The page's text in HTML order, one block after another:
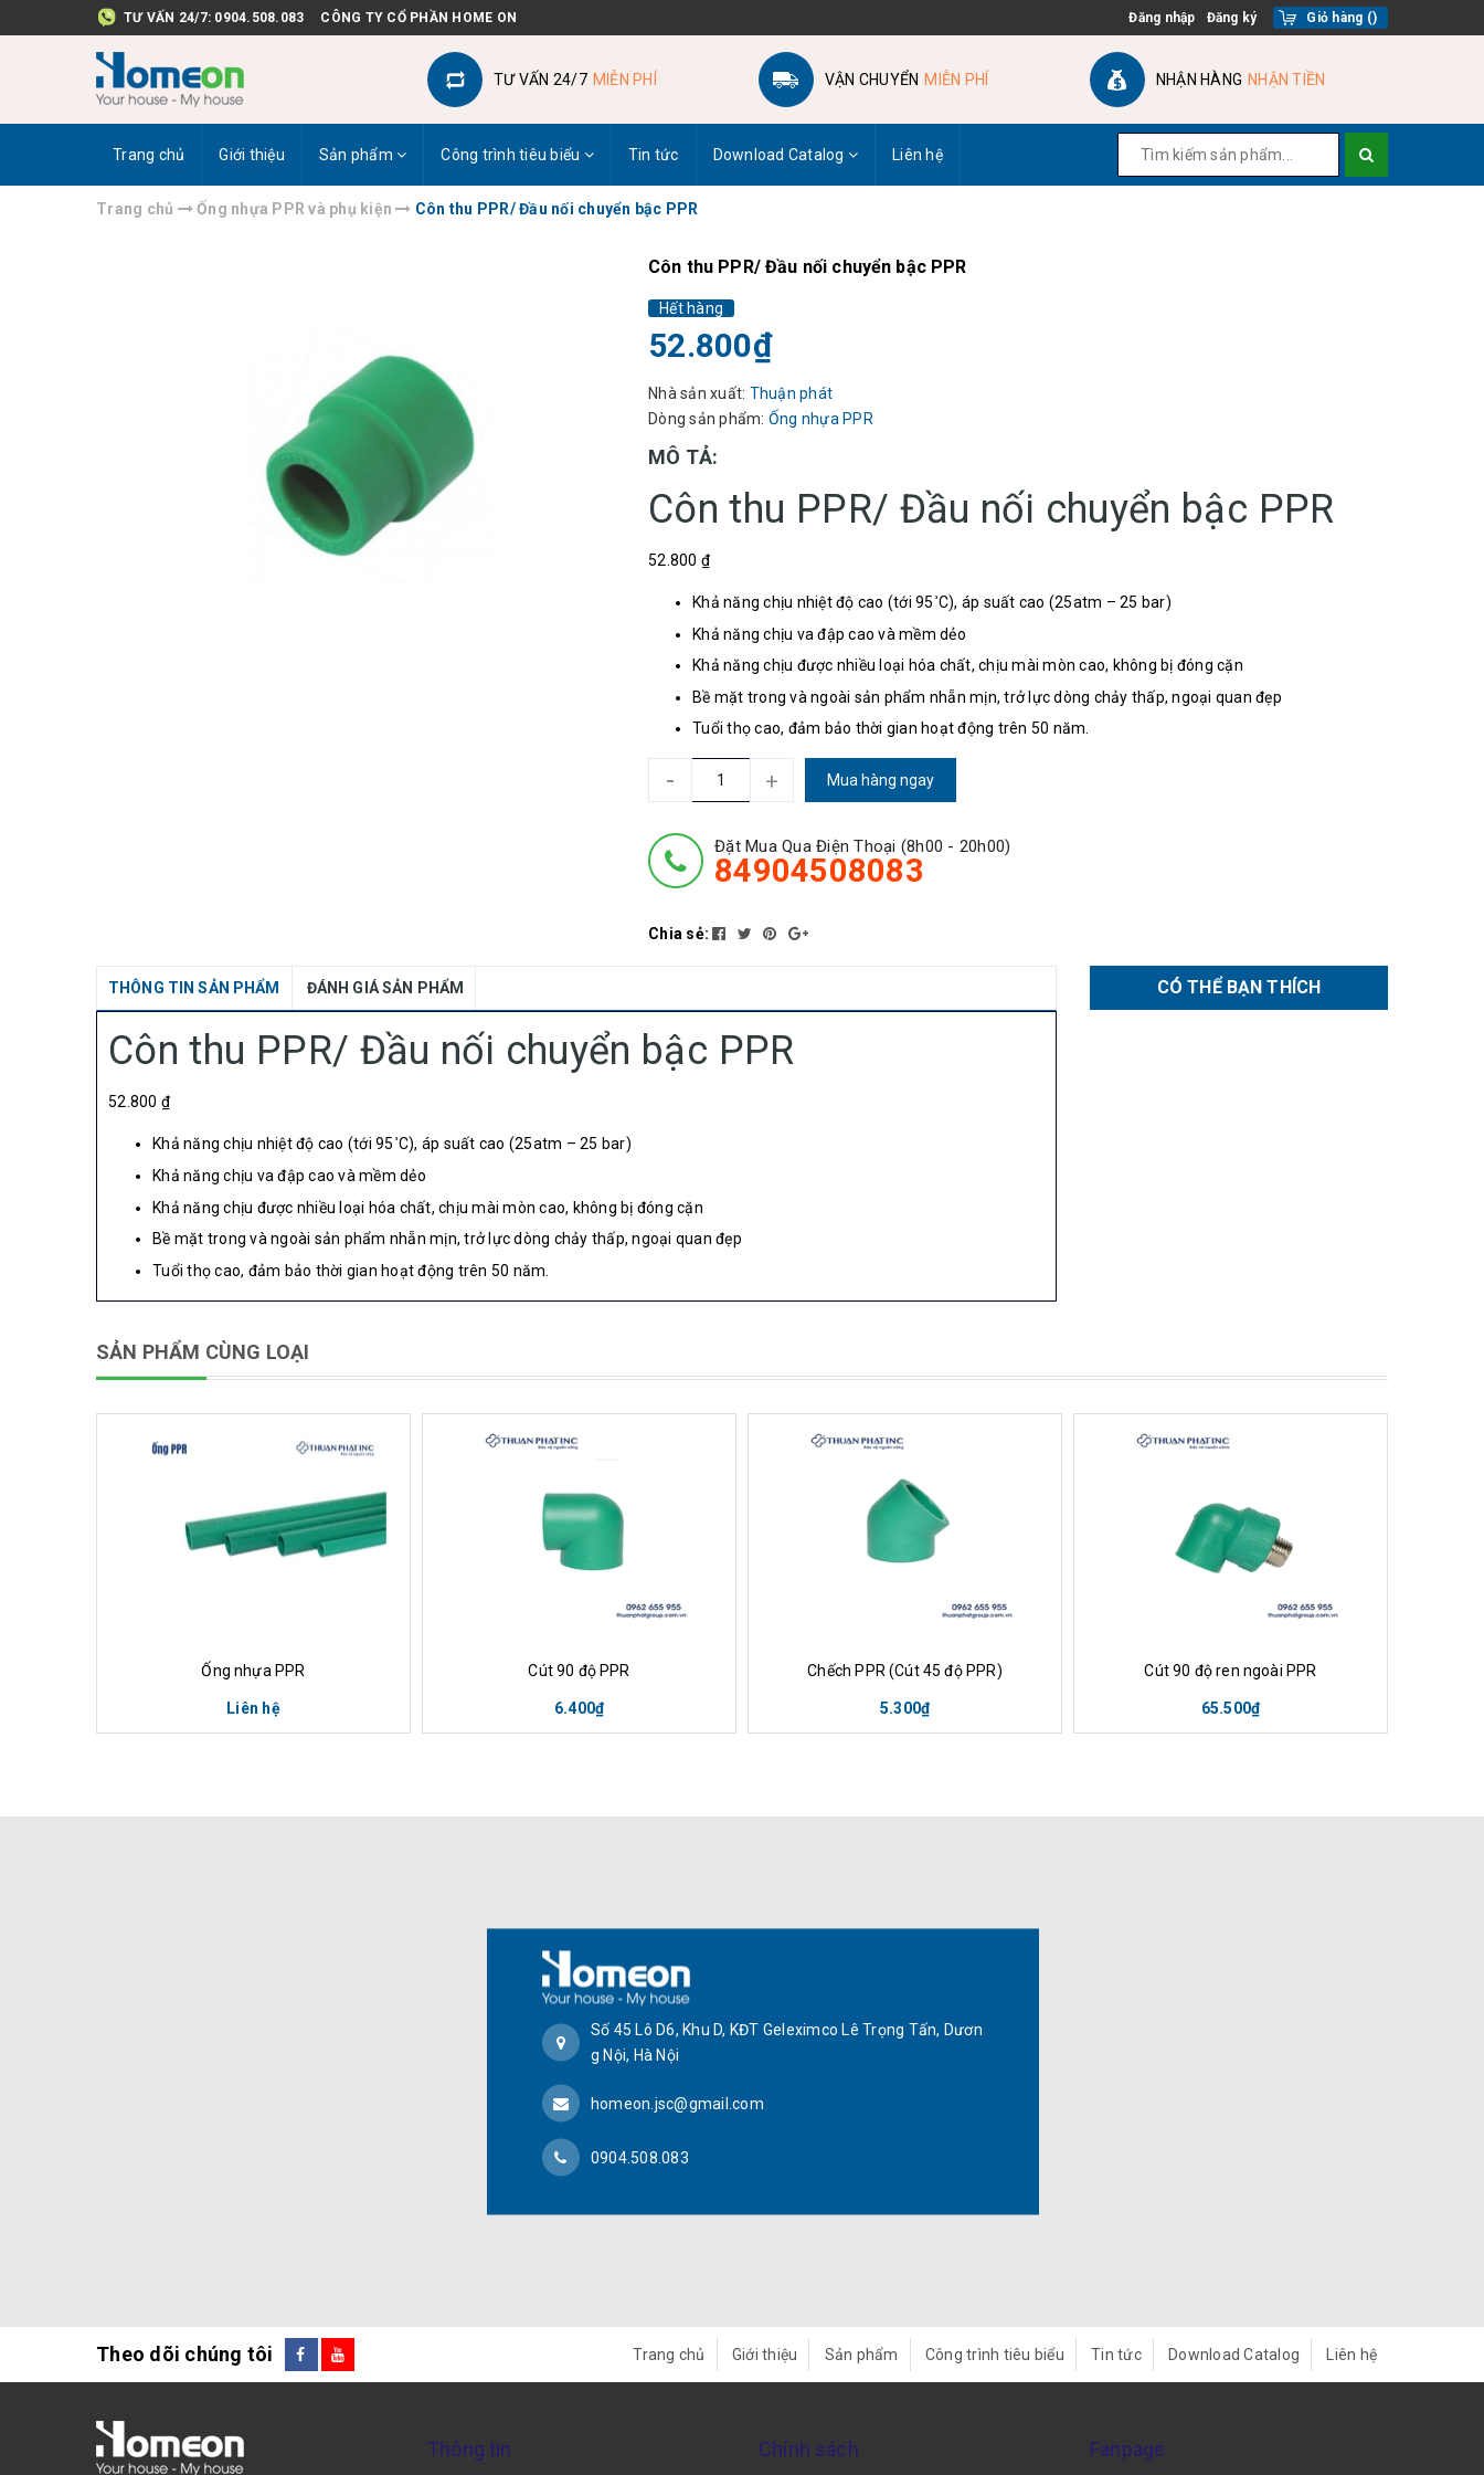
TƯ VẤN 24/7: 0904.508.083 CÔNG TY CỔ PHẦN HOME ON Đăng nhập Đăng ký Giỏ hàng ()
TƯ VẤN 24/7 MIỄN PHÍ VẬN CHUYỂN MIỄN PHÍ NHẬN HÀNG NHẬN TIỀN
Trang chủ Giới thiệu Sản phẩm Công trình tiêu biểu Tin tức Download Catalog Liên hệ
Trang chủ Ống nhựa PPR và phụ kiện Côn thu PPR/ Đầu nối chuyển bậc PPR
Côn thu PPR/ Đầu nối chuyển bậc PPR
Hết hàng
52.800₫
Nhà sản xuất: Thuận phát
Dòng sản phẩm: Ống nhựa PPR
MÔ TẢ:
Côn thu PPR/ Đầu nối chuyển bậc PPR
52.800 ₫
Khả năng chịu nhiệt độ cao (tới 95 °C), áp suất cao (25atm – 25 bar)
Khả năng chịu va đập cao và mềm dẻo
Khả năng chịu được nhiều loại hóa chất, chịu mài mòn cao, không bị đóng cặn
Bề mặt trong và ngoài sản phẩm nhẵn mịn, trở lực dòng chảy thấp, ngoại quan đẹp
Tuổi thọ cao, đảm bảo thời gian hoạt động trên 50 năm.
- + Mua hàng ngay
Đặt Mua Qua Điện Thoại (8h00 - 20h00)
84904508083
Chia sẻ:
THÔNG TIN SẢN PHẨM ĐÁNH GIÁ SẢN PHẨM
Côn thu PPR/ Đầu nối chuyển bậc PPR
52.800 ₫
Khả năng chịu nhiệt độ cao (tới 95 °C), áp suất cao (25atm – 25 bar)
Khả năng chịu va đập cao và mềm dẻo
Khả năng chịu được nhiều loại hóa chất, chịu mài mòn cao, không bị đóng cặn
Bề mặt trong và ngoài sản phẩm nhẵn mịn, trở lực dòng chảy thấp, ngoại quan đẹp
Tuổi thọ cao, đảm bảo thời gian hoạt động trên 50 năm.
CÓ THỂ BẠN THÍCH
SẢN PHẨM CÙNG LOẠI
Ống nhựa PPR
Liên hệ
Cút 90 độ PPR
6.400₫
Chếch PPR (Cút 45 độ PPR)
5.300₫
Cút 90 độ ren ngoài PPR
65.500₫
Số 45 Lô D6, Khu D, KĐT Geleximco Lê Trọng Tấn, Dươn
g Nội, Hà Nội
homeon.jsc@gmail.com
0904.508.083
Theo dõi chúng tôi Trang chủ Giới thiệu Sản phẩm Công trình tiêu biểu Tin tức Download Catalog Liên hệ
Thông tin Chính sách Fanpage